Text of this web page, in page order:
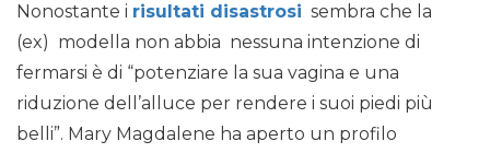
Nonostante i risultati disastrosi sembra che la
(ex) modella non abbia nessuna intenzione di
fermarsi è di “potenziare la sua vagina e una
riduzione dell’alluce per rendere i suoi piedi più
belli”. Mary Magdalene ha aperto un profilo